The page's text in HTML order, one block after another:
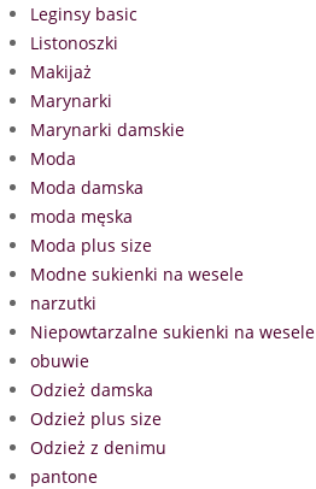
Leginsy basic
Listonoszki
Makijaż
Marynarki
Marynarki damskie
Moda
Moda damska
moda męska
Moda plus size
Modne sukienki na wesele
narzutki
Niepowtarzalne sukienki na wesele
obuwie
Odzież damska
Odzież plus size
Odzież z denimu
pantone